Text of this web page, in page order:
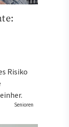
Risiko
Senioren